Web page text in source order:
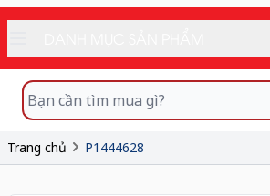
Trang chủ P1444628